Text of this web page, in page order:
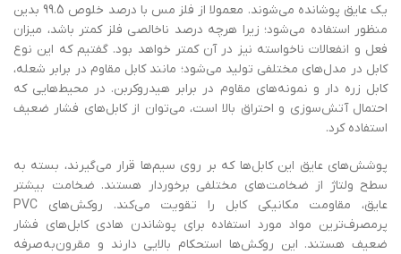
یک عایق پوشانده می‌شوند. معمولا از فلز مس با درصد خلوص 99.5 بدین
منظور استفاده می‌شود؛ زیرا هرچه درصد ناخالصی فلز کمتر باشد، میزان
فعل و انفعالات ناخواسته نیز در آن کمتر خواهد بود. گفتیم که این نوع
کابل در مدل‌های مختلفی تولید می‌شود؛ مانند کابل مقاوم در برابر شعله،
کابل زره دار و نمونه‌های مقاوم در برابر هیدروکربن. در محیط‌هایی که
احتمال آتش‌سوزی و احتراق بالا است، می‌توان از کابل‌های فشار ضعیف
استفاده کرد.
پوشش‌های عایق این کابل‌ها که بر روی سیم‌ها قرار می‌گیرند، بسته به
سطح ولتاژ از ضخامت‌های مختلفی برخوردار هستند. ضخامت بیشتر
عایق، مقاومت مکانیکی کابل را تقویت می‌کند. روکش‌های PVC
پرمصرف‌ترین مواد مورد استفاده برای پوشاندن هادی کابل‌های فشار
ضعیف هستند. این روکش‌ها استحکام بالایی دارند و مقرون‌به‌صرفه